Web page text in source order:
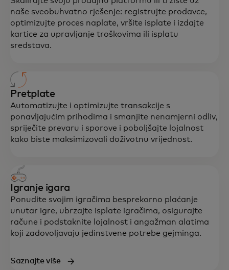
naše sveobuhvatno rješenje: registrujte prodavce,
optimizujte proces naplate, vršite isplate i izdajte
kartice za upravljanje troškovima ili isplatu
sredstava.
Pretplate
Automatizujte i optimizujte transakcije s
ponavljajućim prihodima i smanjite nenamjerni odliv,
spriječite prevaru i sporove i poboljšajte lojalnost
kako biste maksimizovali doživotnu vrijednost.
Igranje igara
Ponudite svojim igračima besprekorno plaćanje
unutar igre, ubrzajte isplate igračima, osigurajte
račune i podstaknite lojalnost i angažman alatima
koji zadovoljavaju jedinstvene potrebe gejminga.
Saznajte više